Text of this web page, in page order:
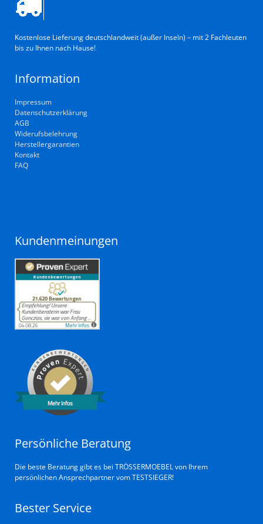
Kostenlose Lieferung deutschlandweit (außer Inseln) – mit 2 Fachleuten
bis zu Ihnen nach Hause!
Information
Impressum
Datenschutzerklärung
AGB
Widerufsbelehrung
Herstellergarantien
Kontakt
FAQ
Kundenmeinungen
Mehr Infos
Persönliche Beratung
Die beste Beratung gibt es bei TRÖSSERMOEBEL von Ihrem
persönlichen Ansprechpartner vom TESTSIEGER!
Bester Service